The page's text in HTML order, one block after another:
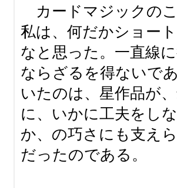
カードマジックの
私は、何だかショー
なと思った。一直線
ならざるを得ないで
いたのは、星作品が
に、いかに工夫をし
か、の巧さにも支え
だったのである。